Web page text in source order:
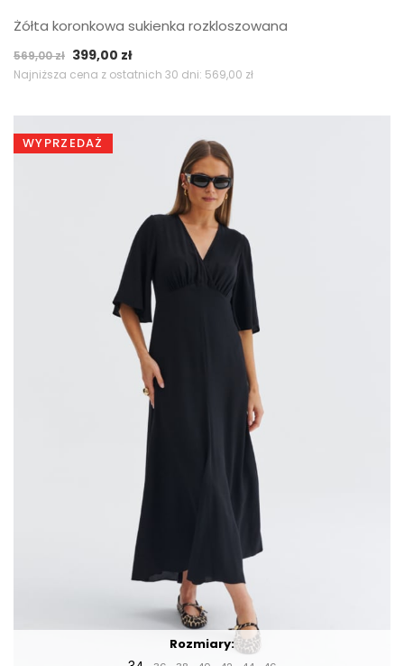
Żółta koronkowa sukienka rozkloszowana
569,00zł Pierwotna
cena
569,00 zł.
399,00 złAktualna
cena
399,00 zł.
Najniższa cena z ostatnich 30 dni: 569,00 zł
WYPRZEDAŻ
Rozmiary: